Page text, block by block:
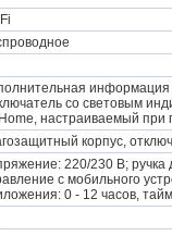
информация
со световым
настраиваемый
корпус,
220/230 В;
c мобильного
0 - 12 часов,